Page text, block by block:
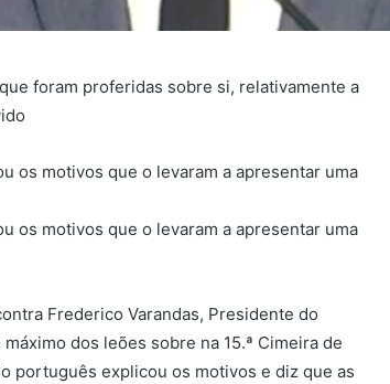
foram proferidas sobre si, relativamente a
os motivos que o levaram a apresentar uma
os motivos que o levaram a apresentar uma
Frederico Varandas, Presidente do
dos leões sobre na 15.ª Cimeira de
português explicou os motivos e diz que as